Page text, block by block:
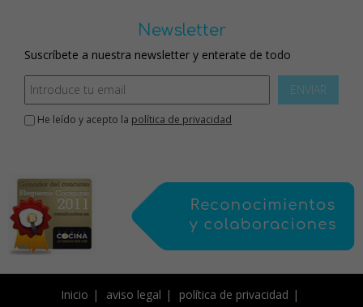
Newsletter
Suscríbete a nuestra newsletter y enterate de todo
ENVIAR
He leído y acepto la política de privacidad
Inicio aviso legal
política de privacidad